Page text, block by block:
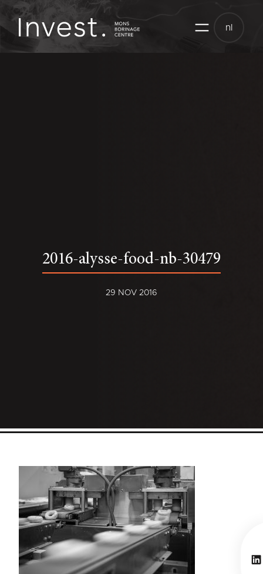
Skip
content
nl
2016-alysse-food-nb-30479
29 NOV 2016